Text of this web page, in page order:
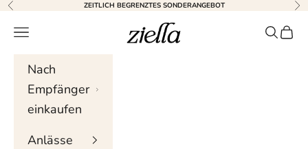
Zum Inhalt springen
Zurück ZEITLICH BEGRENZTES SONDERANGEBOT
Ziella
Navigationsmenü Suche
Nach
Empfänger
einkaufen
Anlässe